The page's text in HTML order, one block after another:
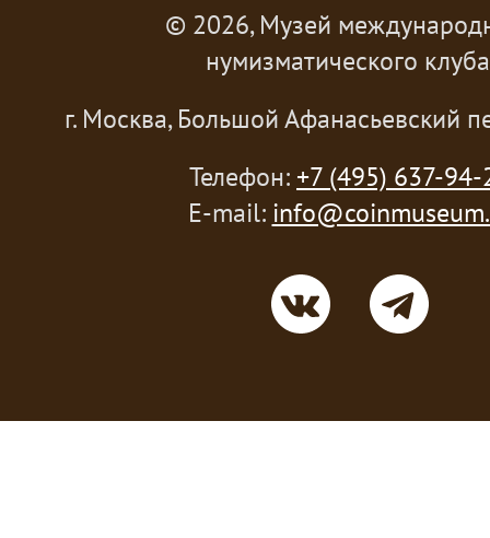
© 2026, Музей
нумизматического
г. Москва, Большой Афанасьевский
Телефон: +7 (495) 637-94-
E-mail: